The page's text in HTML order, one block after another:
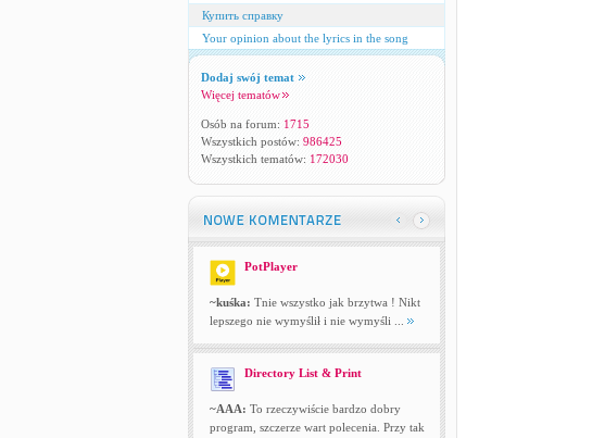
Купить справку
Your opinion about the lyrics in the song
Dodaj swój temat
Więcej tematów
Osób na forum: 1715
Wszystkich postów: 986425
Wszystkich tematów: 172030
PotPlayer
~kuśka: Tnie wszystko jak brzytwa ! Nikt
lepszego nie wymyślił i nie wymyśli ...
Directory List & Print
~AAA: To rzeczywiście bardzo dobry
program, szczerze wart polecenia. Przy tak